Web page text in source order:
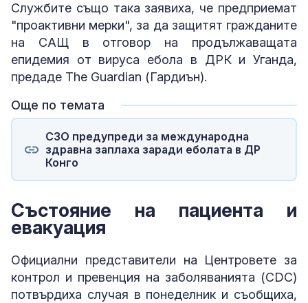
Службите също така заявиха, че предприемат
"проактивни мерки", за да защитят гражданите
на САЩ в отговор на продължаващата
епидемия от вируса ебола в ДРК и Уганда,
предаде The Guardian (Гардиън).
Още по темата
СЗО предупреди за международна
здравна заплаха заради еболата в ДР
Конго
Състояние на пациента и
евакуация
Официални представители на Центровете за
контрол и превенция на заболяванията (CDC)
потвърдиха случая в понеделник и съобщиха,